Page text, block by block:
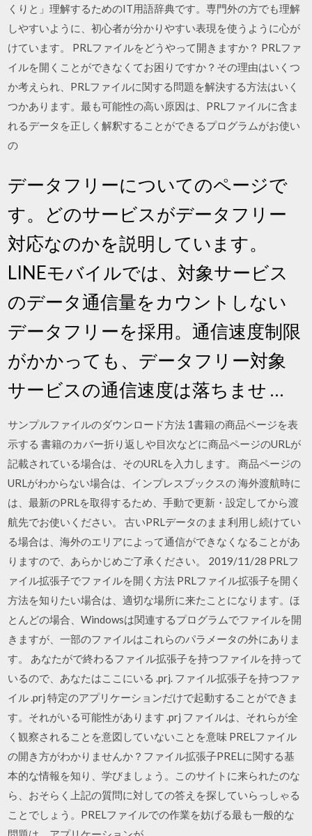
くりと」理解するためのIT用語辞典です。専門外の方でも理解
しやすいように、初心者が分かりやすい表現を使うように心が
けています。 PRLファイルをどうやって開きますか？ PRLファ
イルを開くことができなくてお困りですか？その理由はいくつ
か考えられ、PRLファイルに関する問題を解決する方法はいく
つかあります。最も可能性の高い原因は、PRLファイルに含ま
れるデータを正しく解釈することができるプログラムがお使い
の
データフリーについてのページで
す。どのサービスがデータフリー
対応なのかを説明しています。
LINEモバイルでは、対象サービス
のデータ通信量をカウントしない
データフリーを採用。通信速度制限
がかかっても、データフリー対象
サービスの通信速度は落ちませ …
サンプルファイルのダウンロード方法 1書籍の商品ページを表
示する 書籍のカバー折り返しや目次などに商品ページのURLが
記載されている場合は、そのURLを入力します。 商品ページの
URLがわからない場合は、インプレスブックスの 海外渡航時に
は、最新のPRLを取得するため、手動で更新・設定してから渡
航先でお使いください。 古いPRLデータのまま利用し続けてい
る場合は、海外のエリアによって通信ができなくなることがあ
りますので、あらかじめご了承ください。 2019/11/28 PRLフ
ァイル拡張子でファイルを開く方法 PRLファイル拡張子を開く
方法を知りたい場合は、適切な場所に来たことになります。ほ
とんどの場合、Windowsは関連するプログラムでファイルを開
きますが、一部のファイルはこれらのパラメータの外にありま
す。 あなたがで終わるファイル拡張子を持つファイルを持って
いるので、あなたはここにいる .prj. ファイル拡張子を持つファ
イル .prj 特定のアプリケーションだけで起動することができま
す。それがいる可能性があります .prj ファイルは、それらが全
く観察されることを意図していないことを意味 PRELファイル
の開き方がわかりませんか？ファイル拡張子PRELに関する基
本的な情報を知り、学びましょう。このサイトに来られたのな
ら、おそらく上記の質問に対しての答えを探していらっしゃる
ことでしょう。PRELファイルでの作業を妨げる最も一般的な